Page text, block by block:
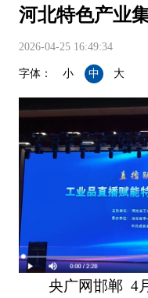
河北特色产业
2026-04-25 16:49:34
字体： 小 中 大
央广网邯郸 4